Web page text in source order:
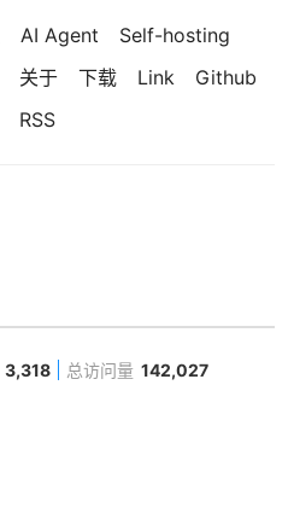
AI Agent
Self-hosting
关于 下载 Link
Github
RSS
3,318 总访问量 142,027